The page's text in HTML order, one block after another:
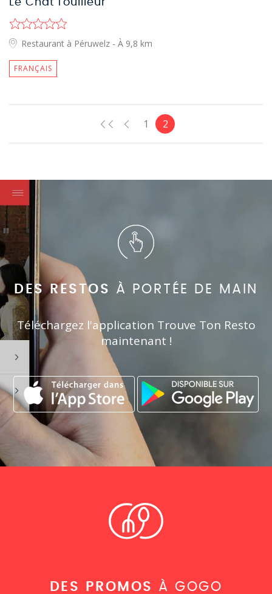
Le Chat'Touilleur
Restaurant à Péruwelz - À 9,8 km
FRANÇAIS
1 2
DES RESTOS À PORTÉE DE MAIN
Téléchargez l'application Trouve Ton Resto
maintenant !
DES PROMOS À GOGO